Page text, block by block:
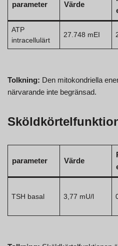
parameter Värde
ATP
intracellulärt
27.748 mEI
Tolkning: Den mitokondriella
närvarande inte begränsad.
parameter Värde
TSH basal 3,77 mU/l